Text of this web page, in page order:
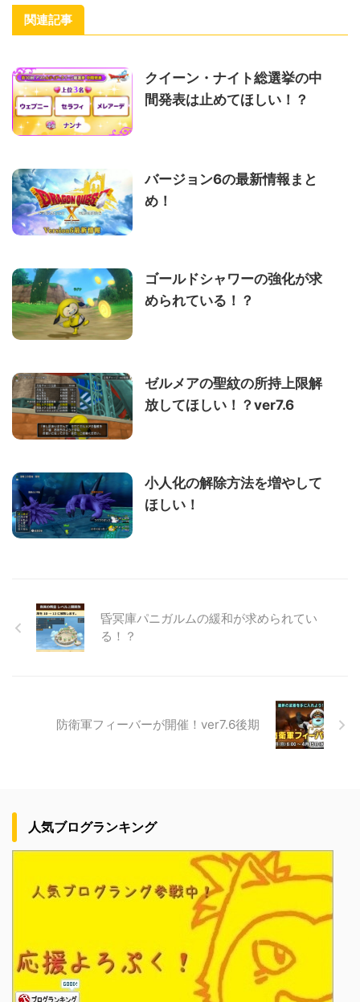
関連記事
クイーン・ナイト総選挙の中
間発表は止めてほしい！？
バージョン6の最新情報まと
め！
ゴールドシャワーの強化が求
められている！？
ゼルメアの聖紋の所持上限解
放してほしい！？ver7.6
小人化の解除方法を増やして
ほしい！
昏冥庫パニガルムの緩和が求められてい
る！？
防衛軍フィーバーが開催！ver7.6後期
人気ブログランキング